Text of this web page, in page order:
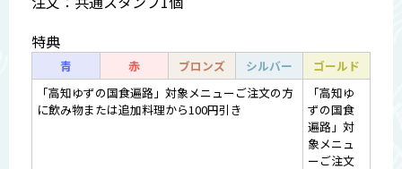
特典
青 赤 ブロンズ シルバー
ゴールド
「高知ゆずの国食遍路」対象メニューご注文の方
に飲み物または追加料理から100円引き
「高知ゆ
ずの国食
遍路」対
象メニュ
ーご注文